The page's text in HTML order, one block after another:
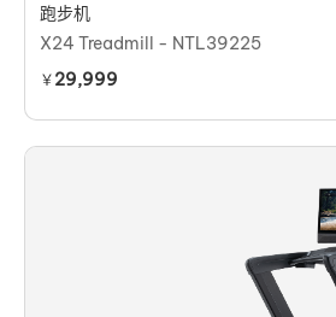
跑步机
X24 Treadmill - NTL39225
￥ 29,999